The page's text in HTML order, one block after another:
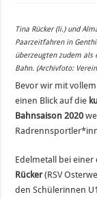
Tina Rücker (li.) und
Paarzeitfahren in
überzeugten zudem als
Bahn. (Archivfoto:
Bevor wir mit
einen Blick auf die
Bahnsaison 2020
Edelmetall bei einer
Rücker(RSV
den Schülerinnen